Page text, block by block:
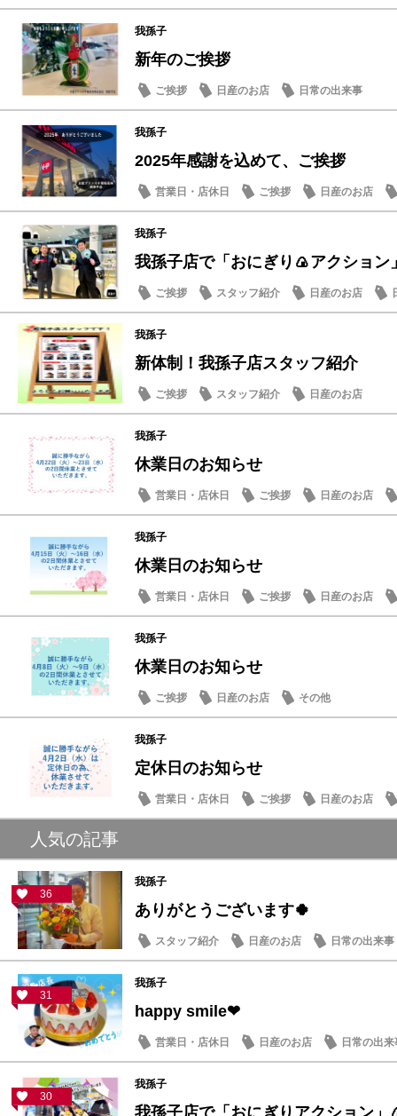
我孫子
新年のご挨拶
ご挨拶 日産のお店 日常の出来事
我孫子
2025年感謝を込めて、ご挨拶
営業日・店休日 ご挨拶 日産のお店
我孫子
我孫子店で「おにぎり🍙アクション
ご挨拶 スタッフ紹介 日産のお店
我孫子
新体制！我孫子店スタッフ紹介
ご挨拶 スタッフ紹介 日産のお店
我孫子
休業日のお知らせ
営業日・店休日 ご挨拶 日産のお店
我孫子
休業日のお知らせ
営業日・店休日 ご挨拶 日産のお店
我孫子
休業日のお知らせ
ご挨拶 日産のお店 その他
我孫子
定休日のお知らせ
営業日・店休日 ご挨拶 日産のお店
人気の記事
36
我孫子
ありがとうございます🍀
スタッフ紹介 日産のお店 日常の出来事
31
我孫子
happy smile❤
営業日・店休日 日産のお店 日常の出来
30
我孫子
我孫子店で「おにぎりアクション」